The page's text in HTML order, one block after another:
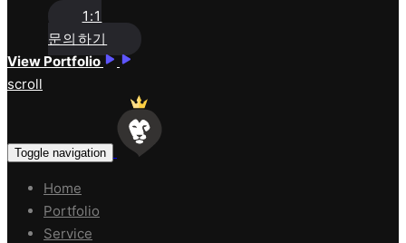
1:1
문의하기
View Portfolio
scroll
Toggle navigation
Home
Portfolio
Service